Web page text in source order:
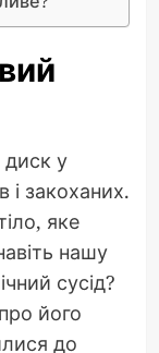
у
і закоханих.
яке
нашу
сусід?
його
до